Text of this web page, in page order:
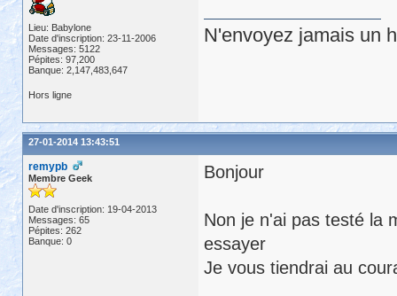
Lieu: Babylone
Date d'inscription: 23-11-2006
Messages: 5122
Pépites: 97,200
Banque: 2,147,483,647
N'envoyez jamais un
Hors ligne
27-01-2014 13:43:51
remypb
Membre Geek
Date d'inscription: 19-04-2013
Messages: 65
Pépites: 262
Banque: 0
Bonjour
Non je n'ai pas testé la
essayer
Je vous tiendrai au